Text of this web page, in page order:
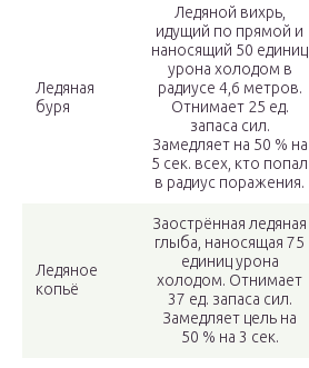
Ледяная
буря
Ледяной вихрь,
идущий по прямой и
наносящий 50 единиц
урона холодом в
радиусе 4,6 метров.
Отнимает 25 ед.
запаса сил.
Замедляет на 50 % на
5 сек. всех, кто попал
в радиус поражения.
Ледяное
копьё
Заострённая ледяная
глыба, наносящая 75
единиц урона
холодом. Отнимает
37 ед. запаса сил.
Замедляет цель на
50 % на 3 сек.